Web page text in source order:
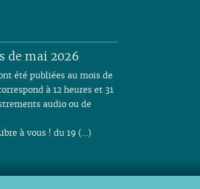
de mai 2026
été publiées au mois de
à 12 heures et 31
audio ou de
à vous ! du 19 (…)